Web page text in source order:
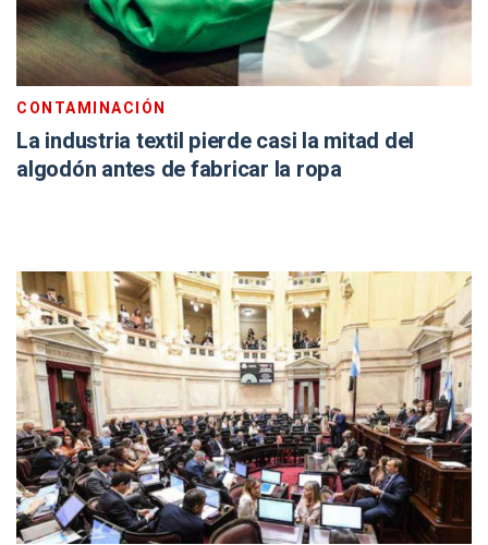
CONTAMINACIÓN
La industria textil pierde casi la mitad del
algodón antes de fabricar la ropa